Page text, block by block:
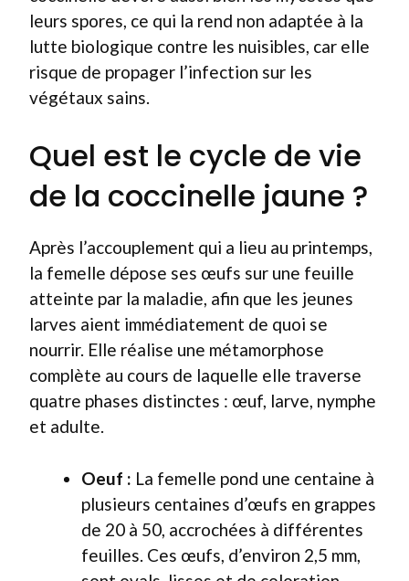
leurs spores, ce qui la rend non adaptée à la
lutte biologique contre les nuisibles, car elle
risque de propager l’infection sur les
végétaux sains.
Quel est le cycle de vie
de la coccinelle jaune ?
Après l’accouplement qui a lieu au printemps,
la femelle dépose ses œufs sur une feuille
atteinte par la maladie, afin que les jeunes
larves aient immédiatement de quoi se
nourrir. Elle réalise une métamorphose
complète au cours de laquelle elle traverse
quatre phases distinctes : œuf, larve, nymphe
et adulte.
Oeuf : La femelle pond une centaine à
plusieurs centaines d’œufs en grappes
de 20 à 50, accrochées à différentes
feuilles. Ces œufs, d’environ 2,5 mm,